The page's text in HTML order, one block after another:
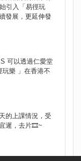
引入「易徑玩
發展，更延伸發
可以透過仁愛堂
玩樂 」在香港不
的上課情況，受
遲，去片🎞️~